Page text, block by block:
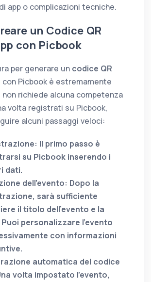
app o complicazioni tecniche.
un Codice QR
con Picbook
per generare un codice QR
con Picbook è estremamente
non richiede alcuna competenza
volta registrati su Picbook,
alcuni passaggi veloci:
Il primo passo è
su Picbook inserendo i
dati.
dell’evento: Dopo la
sarà sufficiente
il titolo dell’evento e la
personalizzare l’evento
con informazioni
automatica del codice
volta impostato l’evento,